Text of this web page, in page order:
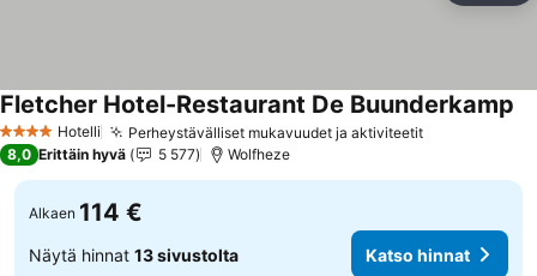
4 Tähtiluokitus
Hotelli Perheystävälliset mukavuudet ja aktiviteetitKatso hinnat
Fletcher Hotel-Restaurant De Buunderkamp
8,0 Erittäin hyvä 5 577 Wolfheze
Alkaen 114 €
Näytä hinnat 13 sivustolta Katso hinnat